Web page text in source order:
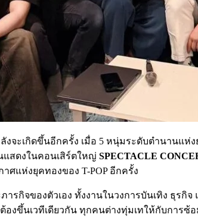
จะเกิดขึ้นอีกครั้ง เมื่อ 5 หนุ่มระดับตำนานแห่ง
สดงในคอนเสิร์ตใหญ่ SPECTACLE
ศแห่งยุคทองของ T-POP อีกครั้ง
รกิจของตัวเอง ทั้งงานในวงการบันเทิง ธุร
ต้องขึ้นเวทีเดียวกัน ทุกคนต่างทุ่มเทให้กับการ